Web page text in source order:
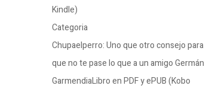
Kindle)
Categoria
Chupaelperro: Uno que otro consejo para
que no te pase lo que a un amigo Germán
GarmendiaLibro en PDF y ePUB (Kobo